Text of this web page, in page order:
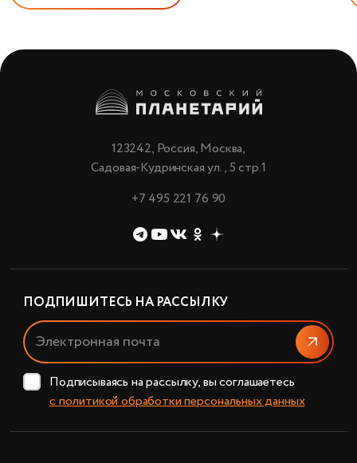
123242, Россия, Москва,
Садовая-Кудринская ул., 5 стр.1
+7 495 221 76 90
ПОДПИШИТЕСЬ НА РАССЫЛКУ
Подписываясь на рассылку, вы соглашаетесь
с политикой обработки персональных данных